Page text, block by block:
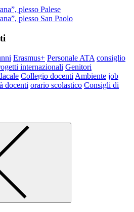
plesso Palese
plesso San Paolo
Erasmus+ Personale ATA consiglio
internazionali Genitori
Collegio docenti Ambiente job
docenti orario scolastico Consigli di